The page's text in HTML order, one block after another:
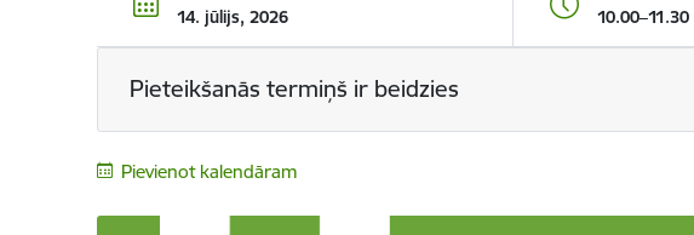
14. jūlijs, 2026 10.00–11.30
Pieteikšanās termiņš ir beidzies
Pievienot kalendāram